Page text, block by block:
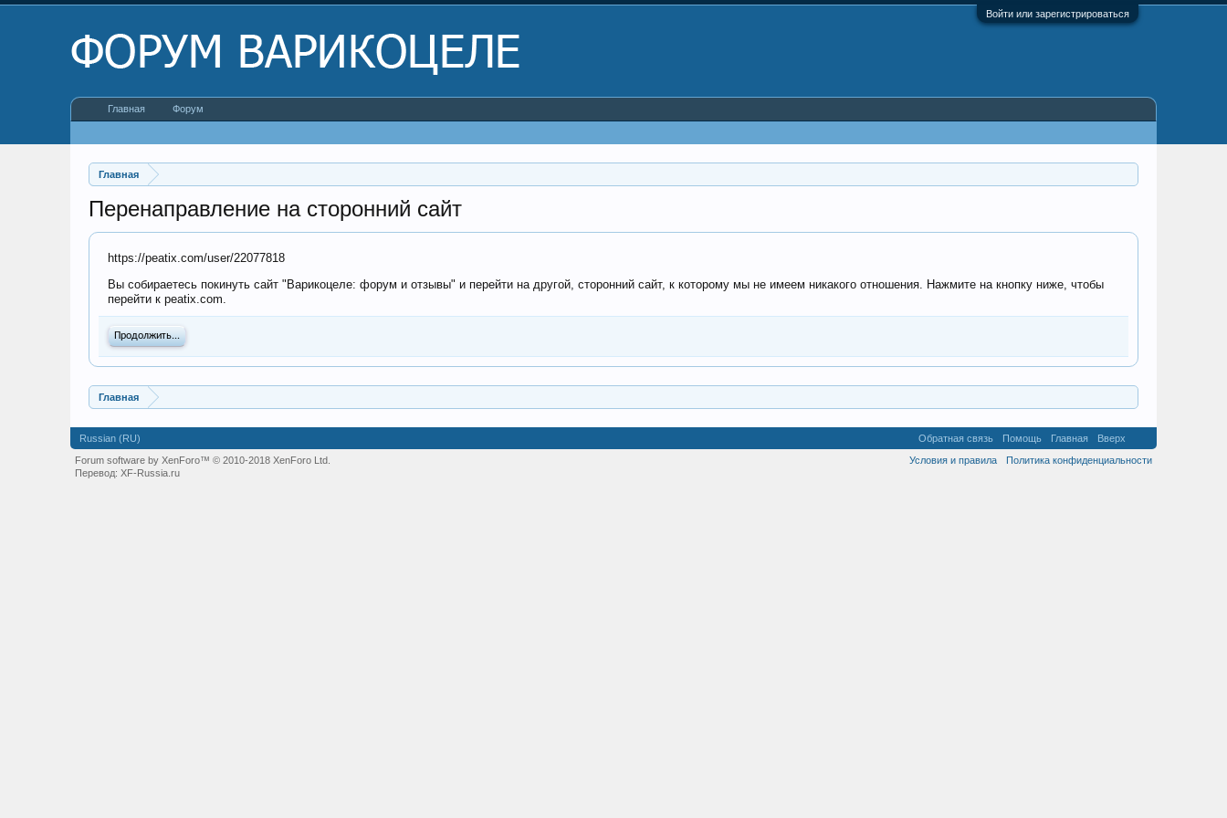
Войти или зарегистрироваться
Главная
Перенаправление на сторонний сайт
https://peatix.com/user/22077818
Вы собираетесь покинуть сайт "Варикоцеле: форум и отзывы" и перейти на другой, сторонний сайт, к которому мы не имеем никакого отношения. Нажмите на кнопку ниже, чтобы
перейти к peatix.com.
Продолжить...
Главная
Главная Форум
Russian (RU) Обратная связь Помощь Главная
Вверх
Условия и правила
Политика конфиденциальности
Forum software by XenForo™ © 2010-2018 XenForo Ltd.
Перевод: XF-Russia.ru